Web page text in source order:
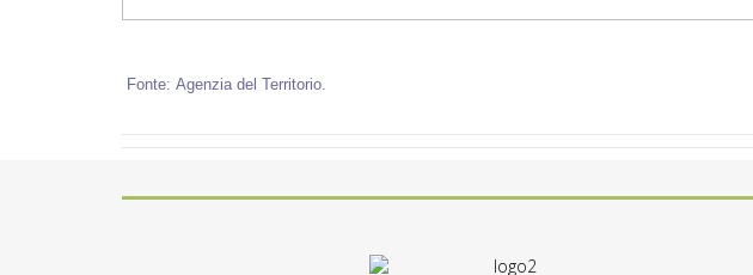
Fonte: Agenzia del Territorio.